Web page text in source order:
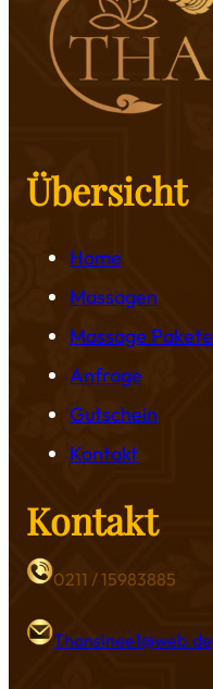
Übersicht
Home
Massagen
Massage Pakete
Anfrage
Gutschein
Kontakt
Kontakt
0211 / 15983885
Thansinee1@web.de